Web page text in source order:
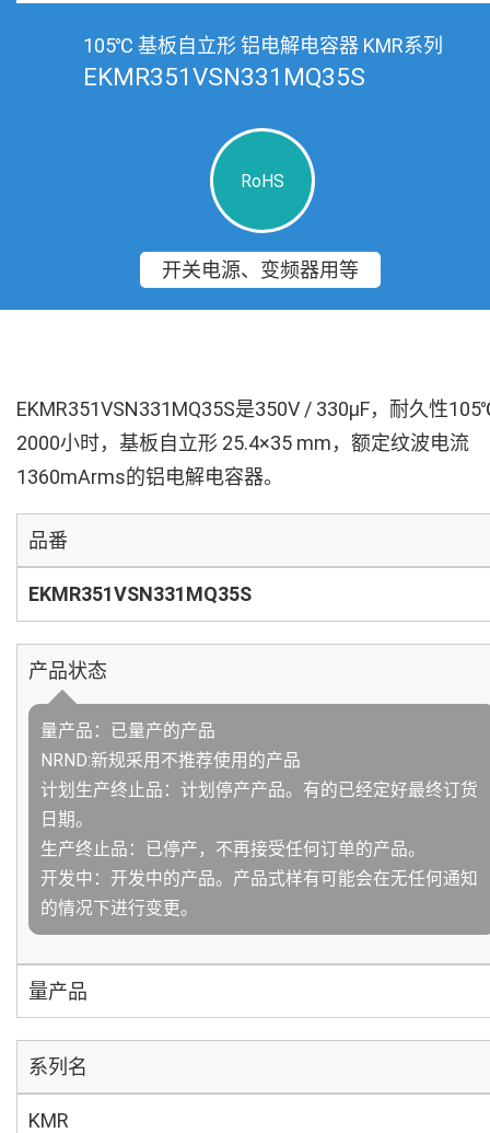
105℃ 基板自立形 铝电解电容器 KMR系列
EKMR351VSN331MQ35S
RoHS
开关电源、变频器用等
EKMR351VSN331MQ35S是350V / 330µF，耐久性
2000小时，基板自立形 25.4×35 mm，额定纹波电流
1360mArms的铝电解电容器。
品番
EKMR351VSN331MQ35S
产品状态
量产品：已量产的产品
NRND:新规采用不推荐使用的产品
计划生产终止品：计划停产产品。有的已经定好最终订货
日期。
生产终止品：已停产，不再接受任何订单的产品。
开发中：开发中的产品。产品式样有可能会在无任何通知
的情况下进行变更。
量产品
系列名
KMR